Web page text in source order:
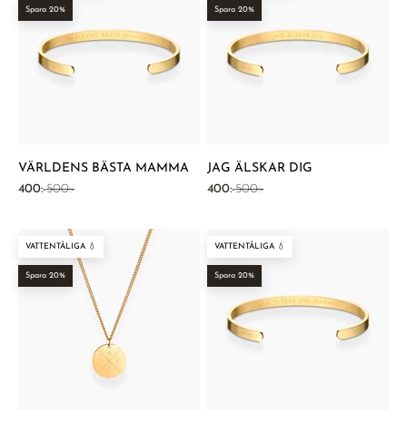
Spara 20%
VÄRLDENS BÄSTA MAMMA
REA-pris
400:-Pris
500:-
Spara 20%
JAG ÄLSKAR DIG
REA-pris
400:-Pris
500:-
VATTENTÅLIGA 💧
Spara 20%
VATTENTÅLIGA 💧
Spara 20%